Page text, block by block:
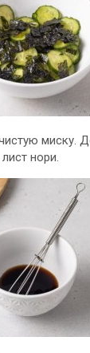
миску.
нори.